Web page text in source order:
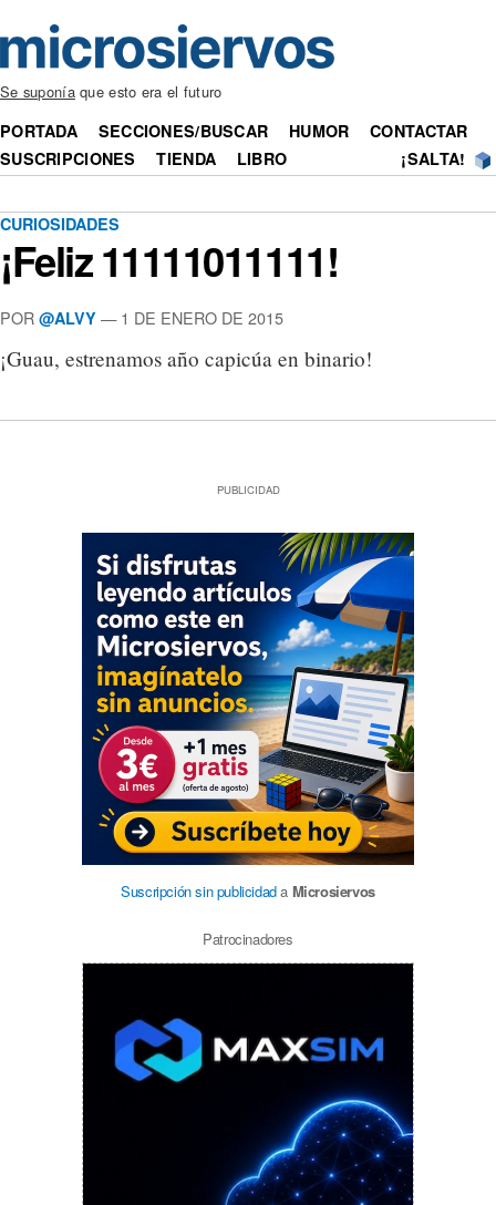
Se suponíaque esto era el futuro
PORTADA SECCIONES/BUSCAR HUMOR
CONTACTAR
SUSCRIPCIONES
TIENDA LIBRO ¡SALTA!
CURIOSIDADES
¡Feliz 11111011111!
POR @ALVY — 1 DE ENERO DE 2015
¡Guau, estrenamos año capicúa en binario!
PUBLICIDAD
Suscripción sin publicidada Microsiervos
Patrocinadores